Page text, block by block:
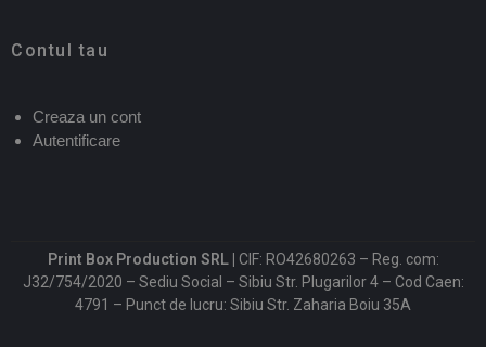
Contul tau
Creaza un cont
Autentificare
Print Box Production SRL | CIF: RO42680263 – Reg. com:
J32/754/2020 – Sediu Social – Sibiu Str. Plugarilor 4 – Cod Caen:
4791 – Punct de lucru: Sibiu Str. Zaharia Boiu 35A